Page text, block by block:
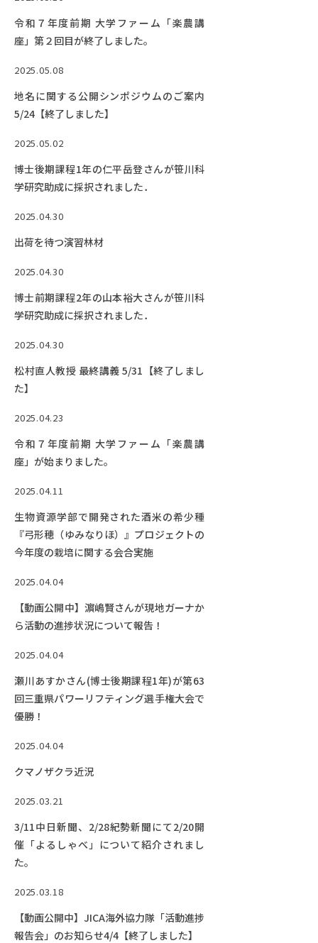
令和７年度前期 大学ファーム「楽農講
座」第２回目が終了しました。
2025.05.08
地名に関する公開シンポジウムのご案内
5/24【終了しました】
2025.05.02
博士後期課程1年の仁平岳登さんが笹川科
学研究助成に採択されました．
2025.04.30
出荷を待つ演習林材
2025.04.30
博士前期課程2年の山本裕大さんが笹川科
学研究助成に採択されました．
2025.04.30
松村直人教授 最終講義 5/31【終了しまし
た】
2025.04.23
令和７年度前期 大学ファーム「楽農講
座」が始まりました。
2025.04.11
生物資源学部で開発された酒米の希少種
『弓形穂（ゆみなりほ）』プロジェクトの
今年度の栽培に関する会合実施
2025.04.04
【動画公開中】濵嶋賢さんが現地ガーナか
ら活動の進捗状況について報告！
2025.04.04
瀬川あすかさん(博士後期課程1年)が第63
回三重県パワーリフティング選手権大会で
優勝！
2025.04.04
クマノザクラ近況
2025.03.21
3/11中日新聞、2/28紀勢新聞にて2/20開
催「よるしゃべ」について紹介されまし
た。
2025.03.18
【動画公開中】JICA海外協力隊「活動進捗
報告会」のお知らせ4/4【終了しました】